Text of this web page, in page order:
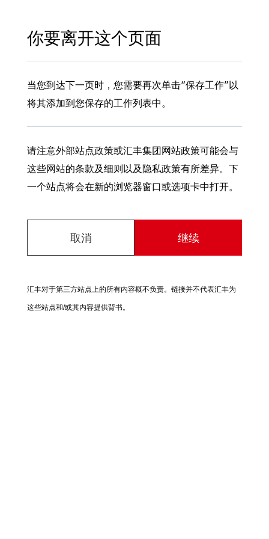
你要离开这个页面
当您到达下一页时，您需要再次单击“保存工作”以
将其添加到您保存的工作列表中。
请注意外部站点政策或汇丰集团网站政策可能会与
这些网站的条款及细则以及隐私政策有所差异。下
一个站点将会在新的浏览器窗口或选项卡中打开。
取消 继续
汇丰对于第三方站点上的所有内容概不负责。链接并不代表汇丰为
这些站点和/或其内容提供背书。